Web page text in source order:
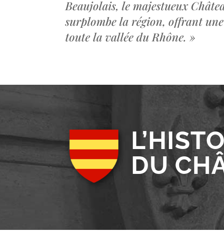
Beaujolais, le majestueux
surplombe la région, offrant
toute la vallée du Rhône. »
DU